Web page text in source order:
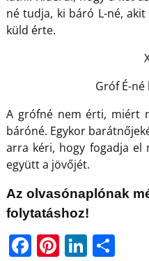
né tudja, ki báró L-né,
küld érte.
Gróf É-
A grófné nem érti, miért
báróné. Egykor
arra kéri, hogy fogadja el
együtt a jövőjét.
Az olvasónaplónak
folytatáshoz!
F Pi Li O